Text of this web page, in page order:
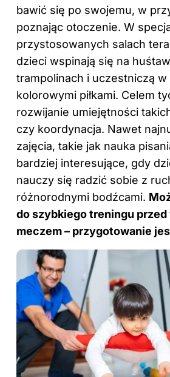
bawić się po swojemu, w
poznając otoczenie. W
przystosowanych salach
dzieci wspinają się na
trampolinach i uczestniczą w
kolorowymi piłkami. Celem
rozwijanie umiejętności
czy koordynacja. Nawet
zajęcia, takie jak nauka
bardziej interesujące, gdy
nauczy się radzić sobie z
różnorodnymi bodźcami.
do szybkiego treningu przed
meczem – przygotowanie